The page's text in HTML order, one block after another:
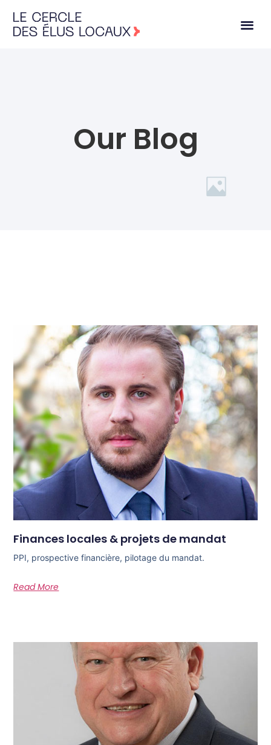
Our Blog
Finances locales & projets de mandat
PPI, prospective financière, pilotage du mandat.
Read More